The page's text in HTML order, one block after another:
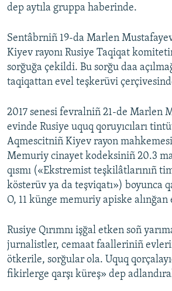
dep aytıla gruppa haberinde.
Sentâbrniñ 19-da Marlen
Kiyev rayonı Rusiye Taqiqat
sorğuğa çekildi. Bu sorğu daa
taqiqattan evel teşkerüvi
2017 senesi fevralniñ 21-de Marlen
evinde Rusiye uquq qoruyıcıları
Aqmescitniñ Kiyev rayon mahkemesi
Memuriy cinayet kodeksiniñ 20.3
qısmı («Ekstremist teşkilâtlarınıñ
kösterüv ya da teşviqatı») boyunca
O, 11 künge memuriy apiske alınğan
Rusiye Qırımnı işğal etken soñ
jurnalistler, cemaat faalleriniñ
ötkerile, sorğular ola. Uquq
fikirlerge qarşı küreş» dep